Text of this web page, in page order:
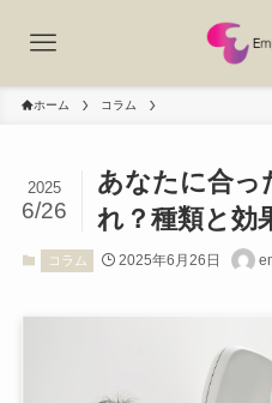
ホーム コラム
あなたに合っ
れ？種類と効
2025
6/26
コラム 2025年6月26日